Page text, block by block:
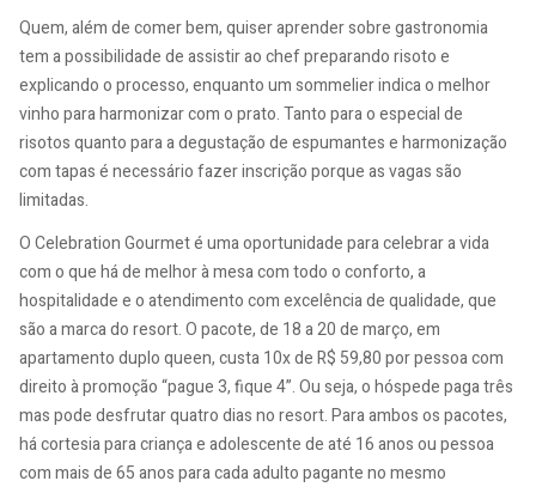
Quem, além de comer bem, quiser aprender sobre gastronomia
tem a possibilidade de assistir ao chef preparando risoto e
explicando o processo, enquanto um sommelier indica o melhor
vinho para harmonizar com o prato. Tanto para o especial de
risotos quanto para a degustação de espumantes e harmonização
com tapas é necessário fazer inscrição porque as vagas são
limitadas.
O Celebration Gourmet é uma oportunidade para celebrar a vida
com o que há de melhor à mesa com todo o conforto, a
hospitalidade e o atendimento com excelência de qualidade, que
são a marca do resort. O pacote, de 18 a 20 de março, em
apartamento duplo queen, custa 10x de R$ 59,80 por pessoa com
direito à promoção “pague 3, fique 4”. Ou seja, o hóspede paga três
mas pode desfrutar quatro dias no resort. Para ambos os pacotes,
há cortesia para criança e adolescente de até 16 anos ou pessoa
com mais de 65 anos para cada adulto pagante no mesmo